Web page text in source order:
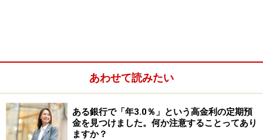
あわせて読みたい
ある銀行で「年3.0％」という高金利の定期預
金を見つけました。何か注意することってあり
ますか？